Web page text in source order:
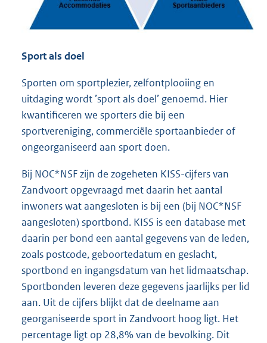
Sport als doel
Sporten om sportplezier, zelfontplooiing en
uitdaging wordt ’sport als doel’ genoemd. Hier
kwantificeren we sporters die bij een
sportvereniging, commerciële sportaanbieder of
ongeorganiseerd aan sport doen.
Bij NOC*NSF zijn de zogeheten KISS-cijfers van
Zandvoort opgevraagd met daarin het aantal
inwoners wat aangesloten is bij een (bij NOC*NSF
aangesloten) sportbond. KISS is een database met
daarin per bond een aantal gegevens van de leden,
zoals postcode, geboortedatum en geslacht,
sportbond en ingangsdatum van het lidmaatschap.
Sportbonden leveren deze gegevens jaarlijks per lid
aan. Uit de cijfers blijkt dat de deelname aan
georganiseerde sport in Zandvoort hoog ligt. Het
percentage ligt op 28,8% van de bevolking. Dit